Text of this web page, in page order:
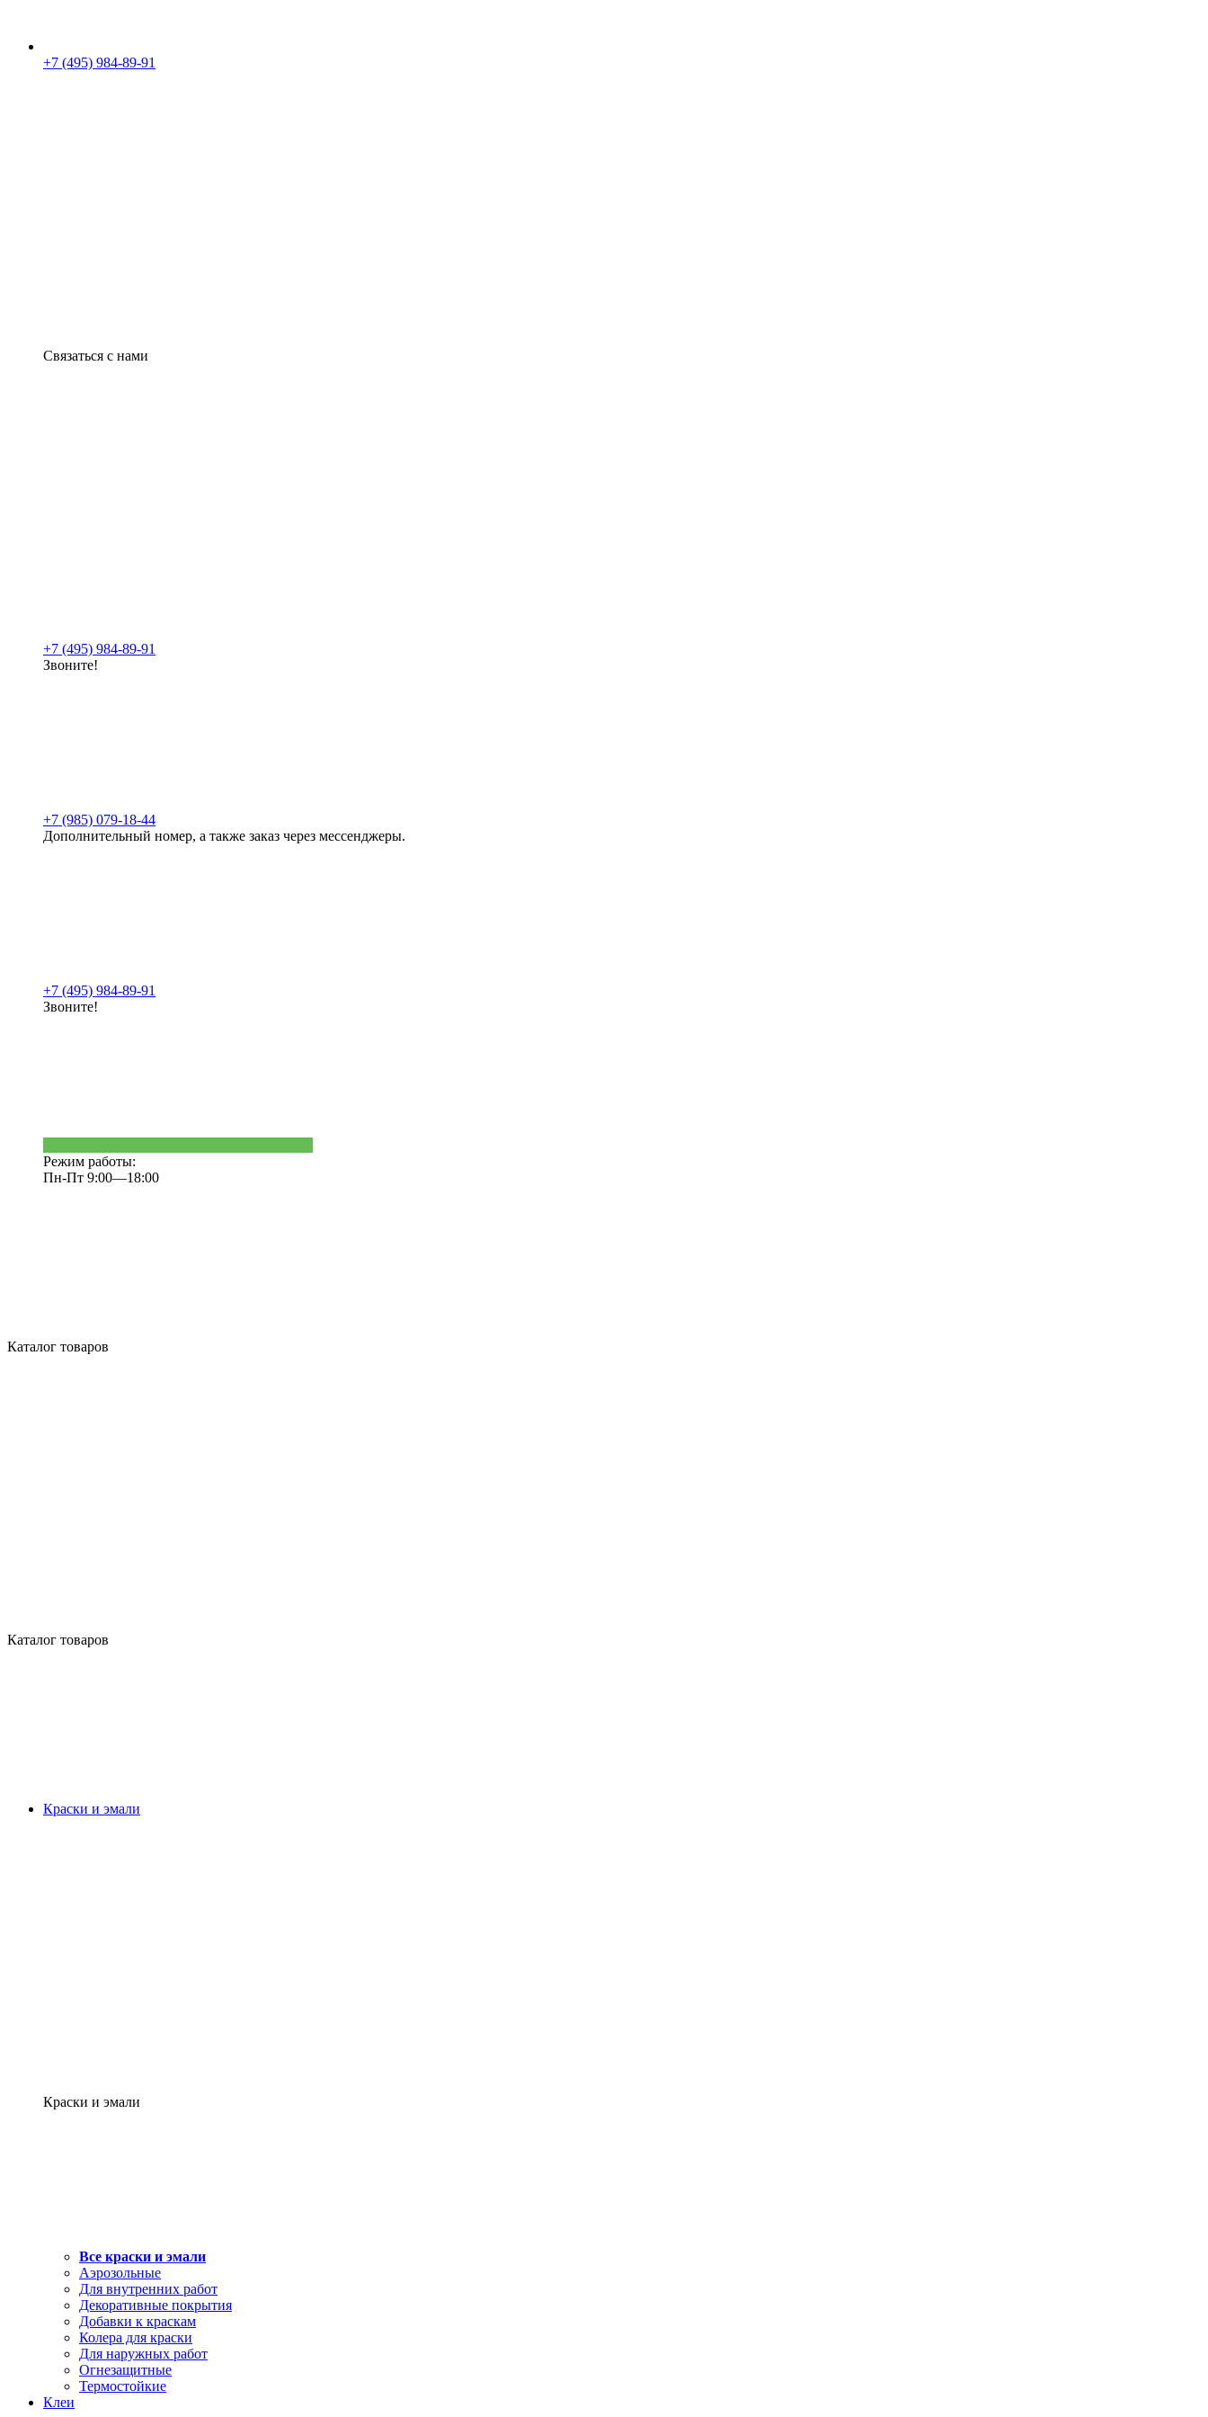
+7 (495) 984-89-91
Связаться с нами
+7 (495) 984-89-91
Звоните!
+7 (985) 079-18-44
Дополнительный номер, а также заказ через мессенджеры.
+7 (495) 984-89-91
Звоните!
Режим работы:
Пн-Пт 9:00—18:00
Каталог товаров
Каталог товаров
Краски и эмали
Краски и эмали
Все краски и эмали
Аэрозольные
Для внутренних работ
Декоративные покрытия
Добавки к краскам
Колера для краски
Для наружных работ
Огнезащитные
Термостойкие
Клеи